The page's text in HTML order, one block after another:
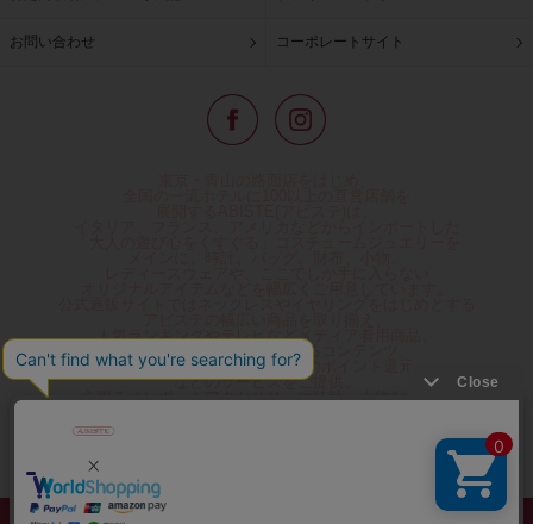
お問い合わせ コーポレートサイト
人気ランキングやテレビなどメディア着用商品、
雑誌掲載商品情報を紹介するコンテンツ、
プレゼント包装無料や独自のポイント還元
などのサービスをご提供。
心躍るインポートアクセサリーや時計、小物などで、
夢やときめきを与えられるよう願っています。
◆ギフトラッピング無料/11,000円以上のご注文で送料無料◆